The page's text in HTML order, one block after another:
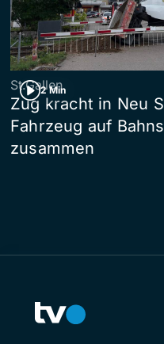
2 Min
St.Gallen
Zug kracht in Neu
Fahrzeug auf
zusammen